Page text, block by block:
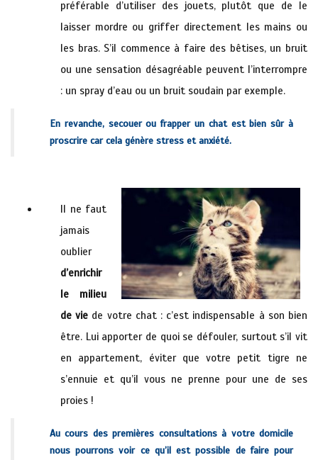
préférable d’utiliser des jouets, plutôt que de le
laisser mordre ou griffer directement les mains ou
les bras. S’il commence à faire des bêtises, un bruit
ou une sensation désagréable peuvent l’interrompre
: un spray d’eau ou un bruit soudain par exemple.
En revanche, secouer ou frapper un chat est bien sûr à
proscrire car cela génère stress et anxiété.
Il ne faut
jamais
oublier
d’enrichir
le milieu
de vie de votre chat : c’est indispensable à son bien
être. Lui apporter de quoi se défouler, surtout s’il vit
en appartement, éviter que votre petit tigre ne
s’ennuie et qu’il vous ne prenne pour une de ses
proies !
Au cours des premières consultations à votre domicile
nous pourrons voir ce qu’il est possible de faire pour